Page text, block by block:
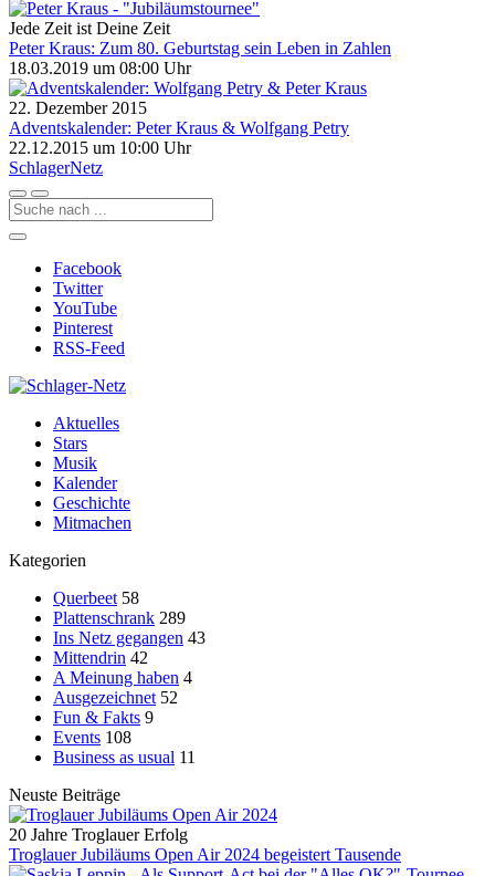
Jede Zeit ist Deine Zeit
Peter Kraus: Zum 80. Geburtstag sein Leben in Zahlen
18.03.2019 um 08:00 Uhr
22. Dezember 2015
Adventskalender: Peter Kraus & Wolfgang Petry
22.12.2015 um 10:00 Uhr
SchlagerNetz
Facebook
Twitter
YouTube
Pinterest
RSS-Feed
Aktuelles
Stars
Musik
Kalender
Geschichte
Mitmachen
Kategorien
Querbeet 58
Plattenschrank 289
Ins Netz gegangen 43
Mittendrin 42
A Meinung haben 4
Ausgezeichnet 52
Fun & Fakts 9
Events 108
Business as usual 11
Neuste Beiträge
20 Jahre Troglauer Erfolg
Troglauer Jubiläums Open Air 2024 begeistert Tausende